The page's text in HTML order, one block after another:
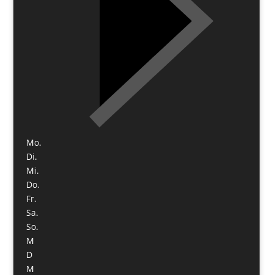
Mo.
Di.
Mi.
Do.
Fr.
Sa.
So.
M
D
M